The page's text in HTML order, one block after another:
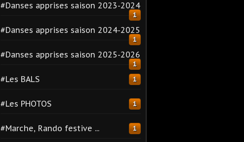
#Danses apprises saison 2023-2024
1
#Danses apprises saison 2024-2025
1
#Danses apprises saison 2025-2026
1
#Les BALS 1
#Les PHOTOS 1
#Marche, Rando festive ... 1